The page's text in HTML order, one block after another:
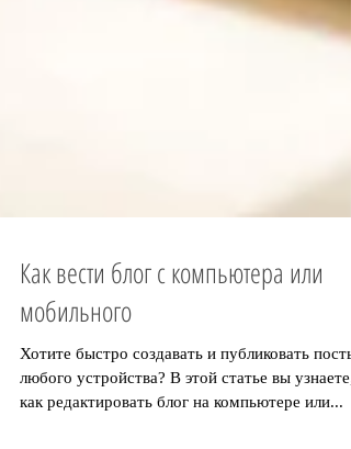
Как вести блог с компьютера или
мобильного